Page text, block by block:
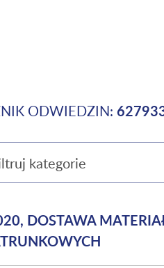
ODWIEDZIN:
kategorie
DOSTAWA